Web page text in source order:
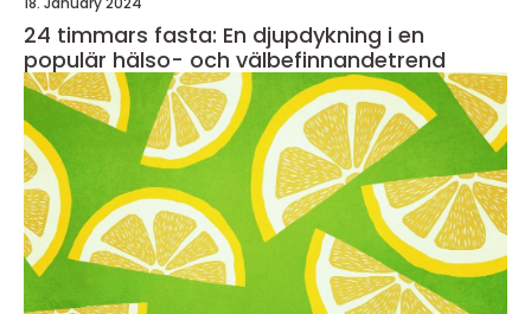
24 timmars fasta: En djupdykning i en
populär hälso- och välbefinnandetrend